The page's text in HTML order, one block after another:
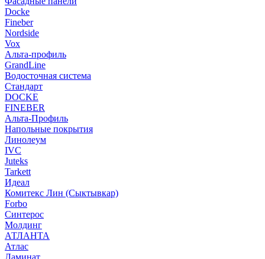
Docke
Fineber
Nordside
Vox
Альта-профиль
GrandLine
Водосточная система
Стандарт
DOCKE
FINEBER
Альта-Профиль
Напольные покрытия
Линолеум
IVC
Juteks
Tarkett
Идеал
Комитекс Лин (Сыктывкар)
Forbo
Синтерос
Молдинг
АТЛАНТА
Атлас
Ламинат